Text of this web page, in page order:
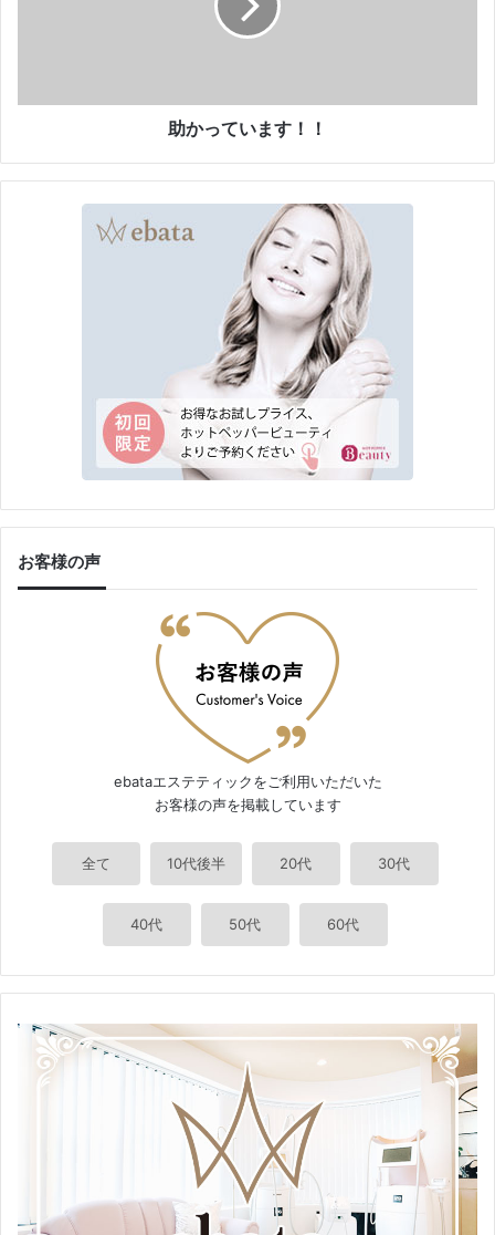
！
助かっています！！
お客様の声
ebataエステティックをご利用いただいた
お客様の声を掲載しています
全て 10代後半 20代 30代
40代 50代 60代